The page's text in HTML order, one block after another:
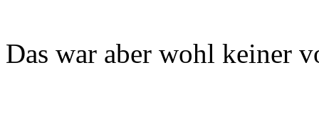
Das war aber wohl keiner